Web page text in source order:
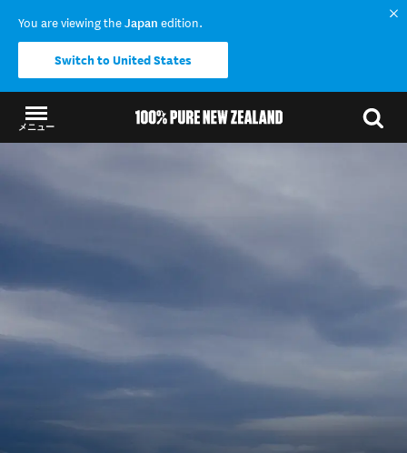
You are viewing theJapan edition.
Switch to United States
メニュー